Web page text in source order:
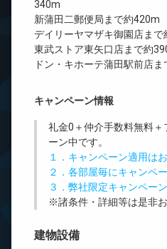
340m
新蒲田二郵便局まで約420m
デイリーヤマザキ御園店まで
東武ストア東矢口店まで約
ドン・キホーテ蒲田駅前店
キャンペーン情報
礼金0 ＋仲介手数料無料＋
ーン中です。
１．キャンペーン適用は
２．各部屋毎にキャンペ
３．弊社限定キャンペー
※諸条件・詳細等は是非お
建物設備